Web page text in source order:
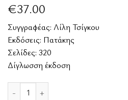
€37.00
Συγγραφέας: Λίλη Τσίγκου
Εκδόσεις: Πατάκης
Σελίδες: 320
Δίγλωσση έκδοση
Ατελιέ καλλιτεχνών Χάος και